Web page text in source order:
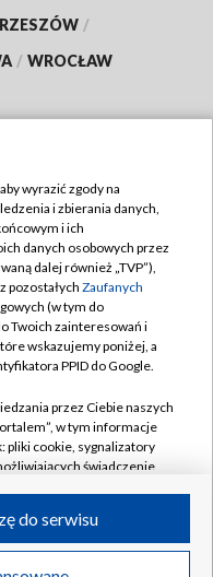
RZESZÓW /
/ WROCŁAW
w likwidacji
wyrazić zgody na
i zbierania danych,
i ich
danych osobowych przez
dalej również „TVP”),
pozostałych Zaufanych
(w tym do
Twoich zainteresowań i
wskazujemy poniżej, a
PPID do Google.
przez Ciebie naszych
w tym informacje
pliki cookie, sygnalizatory
świadczenie
przez Ciebie
do serwisu